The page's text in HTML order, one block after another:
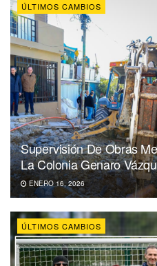
ÚLTIMOS CAMBIOS
Supervisión De Obras
La Colonia Genaro
ENERO 16, 2026
ÚLTIMOS CAMBIOS